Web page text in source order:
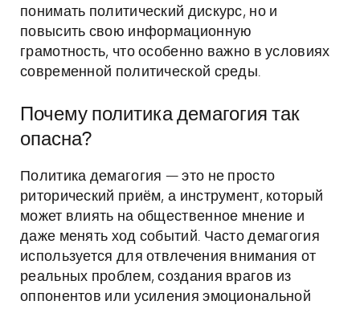
понимать политический дискурс, но и
повысить свою информационную
грамотность, что особенно важно в условиях
современной политической среды.
Почему политика демагогия так
опасна?
Политика демагогия — это не просто
риторический приём, а инструмент, который
может влиять на общественное мнение и
даже менять ход событий. Часто демагогия
используется для отвлечения внимания от
реальных проблем, создания врагов из
оппонентов или усиления эмоциональной